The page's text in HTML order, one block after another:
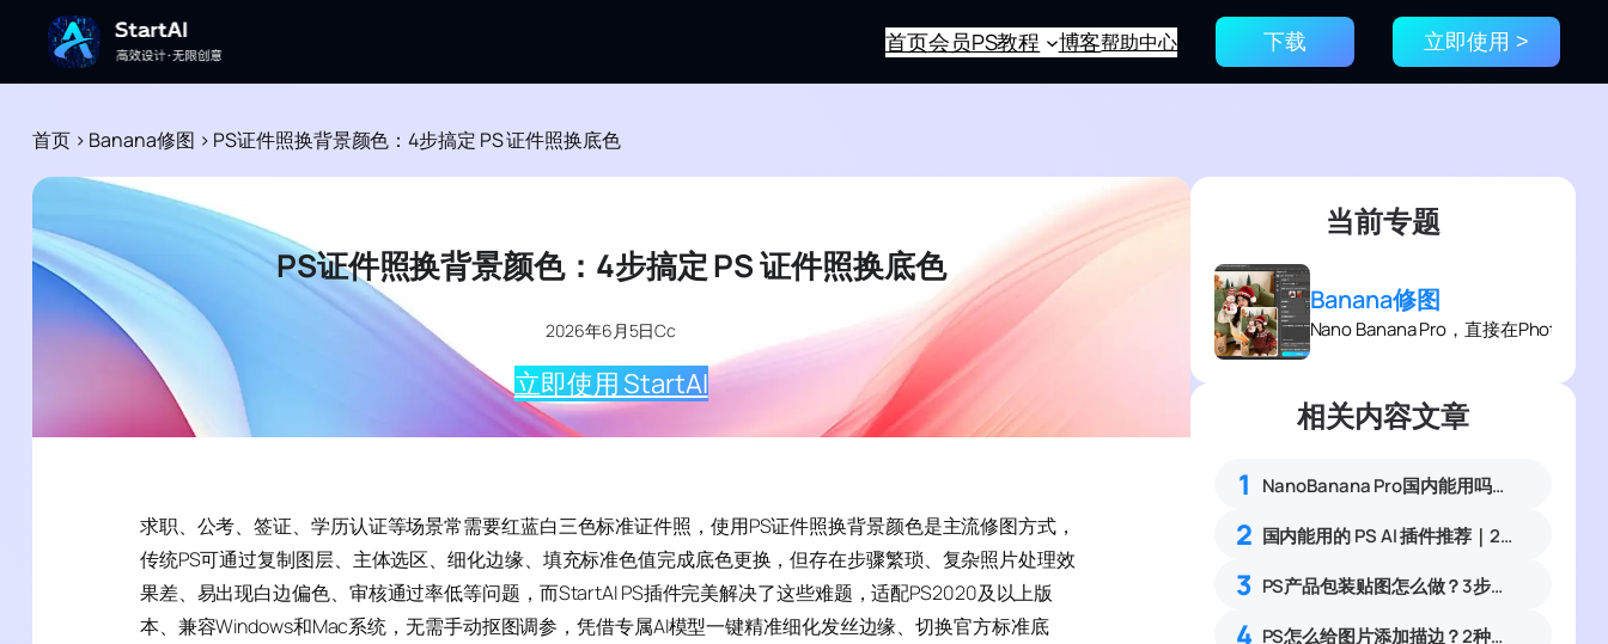
首页会员PS教程 博客帮助中心 下载 立即使用 >
首页 > Banana修图 > PS证件照换背景颜色：4步搞定 PS 证件照换底色
PS证件照换背景颜色：4步搞定 PS 证件照换底色
2026年6月5日Cc
立即使用 StartAI
求职、公考、签证、学历认证等场景常需要红蓝白三色标准证件照，使用PS证件照换背景颜色是主流修图方式，
传统PS可通过复制图层、主体选区、细化边缘、填充标准色值完成底色更换，但存在步骤繁琐、复杂照片处理效
果差、易出现白边偏色、审核通过率低等问题，而StartAI PS插件完美解决了这些难题，适配PS2020及以上版
本、兼容Windows和Mac系统，无需手动抠图调参，凭借专属AI模型一键精准细化发丝边缘、切换官方标准底
当前专题
Banana修图
Nano Banana Pro，直接在
相关内容文章
1 NanoBanana Pro国内能用吗？Nano banana使用教程
2 国内能用的 PS AI 插件推荐｜2026 4款AI插件最新实测
3 PS产品包装贴图怎么做？3步匹配光影实现真实立体效果
4 PS怎么给图片添加描边？2种图片轮廓描边零基础实操教程